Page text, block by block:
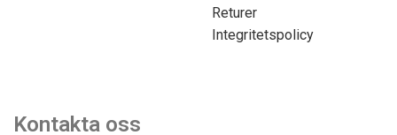
Returer
Integritetspolicy
Kontakta oss